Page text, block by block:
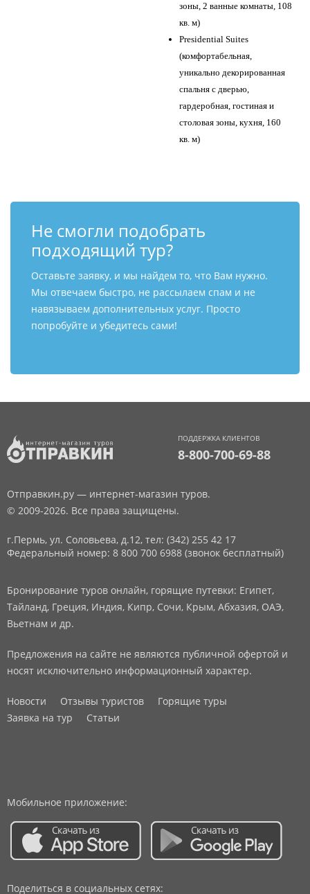
зоны, 2 ванные комнаты, 108
кв. м)
Presidential Suites
(комфортабельная,
уникально декорированная
спальня с дверью,
гардеробная, гостиная и
столовая зоны, кухня, 160
кв. м)
Не смогли подобрать
подходящий тур?
Оставьте заявку, и мы найдем то, что Вам нужно.
Мы отвечаем быстро, не рассылаем спам и не
навязываем дополнительных услуг. Просто
попробуйте и убедитесь сами!
ПОДДЕРЖКА КЛИЕНТОВ
8-800-700-69-88
Отправкин.ру — интернет-магазин туров.
© 2009-2026. Все права защищены.
г.Пермь, ул. Соловьева, д.12, тел: (342) 255 42 17
Федеральный номер: 8 800 700 6988 (звонок бесплатный)
Бронирование туров онлайн, горящие путевки: Египет,
Тайланд, Греция, Индия, Кипр, Сочи, Крым, Абхазия, ОАЭ,
Вьетнам и др.
Предложения на сайте не являются публичной офертой и
носят исключительно информационный характер.
Новости Отзывы туристов
Горящие туры
Заявка на тур
Статьи
Мобильное приложение:
Поделиться в социальных сетях: